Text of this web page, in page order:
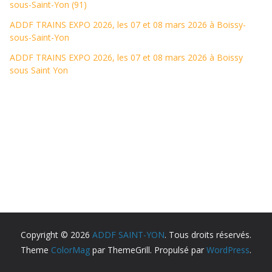
sous-Saint-Yon (91)
ADDF TRAINS EXPO 2026, les 07 et 08 mars 2026 à Boissy-
sous-Saint-Yon
ADDF TRAINS EXPO 2026, les 07 et 08 mars 2026 à Boissy
sous Saint Yon
Copyright © 2026 ADDF SAINT-YON. Tous droits réservés.
Theme ColorMag par ThemeGrill. Propulsé par WordPress.